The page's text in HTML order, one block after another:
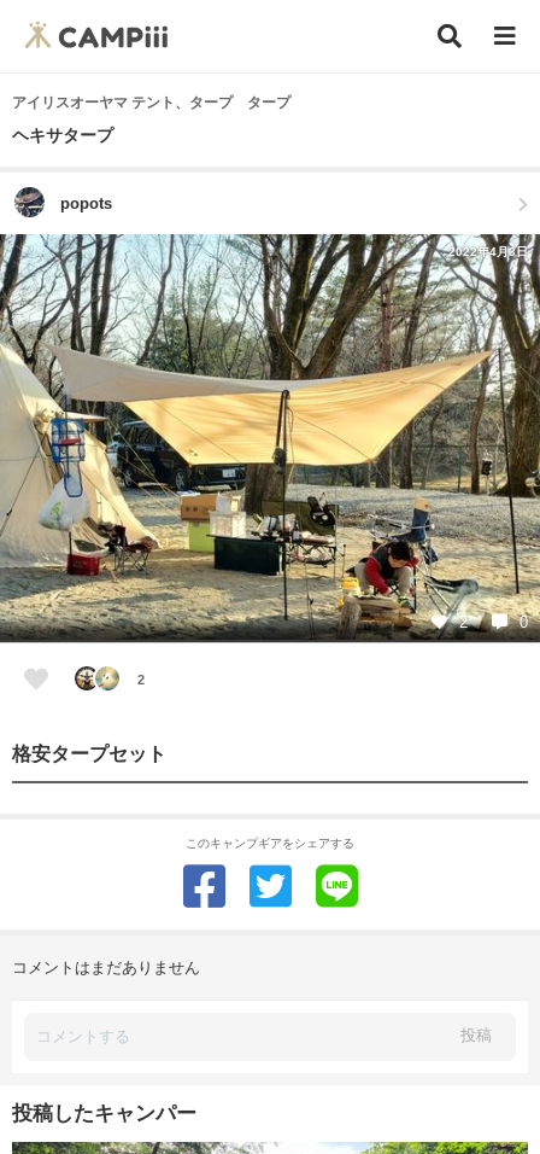
アイリスオーヤマ テント、タープ タープ
ヘキサタープ
popots
2022年4月3日
2 0
2
格安タープセット
このキャンプギアをシェアする
コメントはまだありません
投稿
投稿したキャンパー